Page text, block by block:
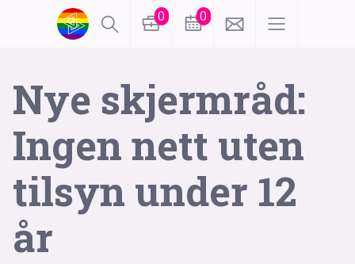
0 0
Nye skjerm­råd:
Ingen nett uten
tilsyn under 12
år
lønn
KI
karriere
meninger
utdanning sikkerhet
kontor
frontend